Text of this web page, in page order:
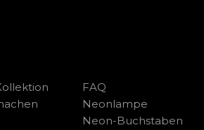
FAQ
Neonlampe
Neon-Buchstaben